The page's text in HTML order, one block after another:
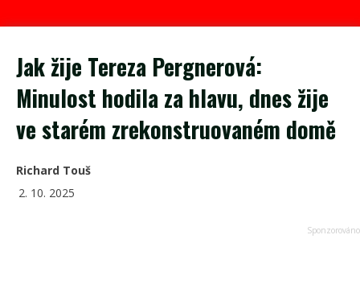
Jak žije Tereza Pergnerová:
Minulost hodila za hlavu, dnes žije
ve starém zrekonstruovaném domě
Richard Touš
2. 10. 2025